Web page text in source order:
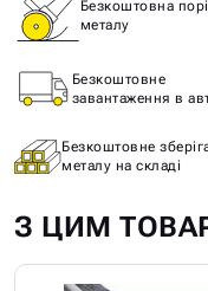
Безкоштовна
металу
Безкоштовне
завантаження в
Безкоштовне
металу на складі
З ЦИМ